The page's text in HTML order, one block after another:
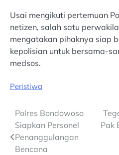
Usai mengikuti pertemuan
netizen, salah satu
mengatakan pihaknya siap
kepolisian untuk bersama-
medsos.
Peristiwa
Post
navigation
Polres Bondowoso
Siapkan Personel
Penanggulangan
Bencana
Pak